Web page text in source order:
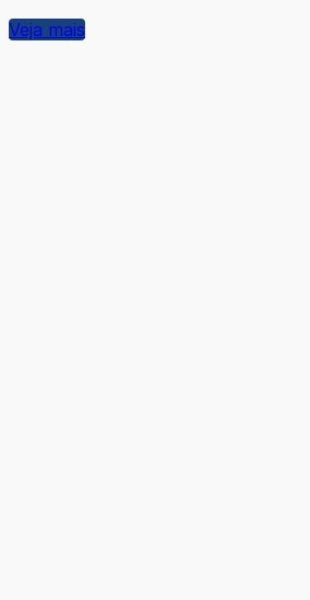
Veja mais